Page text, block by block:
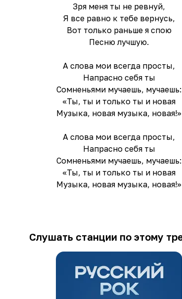
Зря меня ты не ревнуй,
Я все равно к тебе вернусь,
Вот только раньше я спою
Песню лучшую.
А слова мои всегда просты,
Напрасно себя ты
Сомненьями мучаешь, мучаешь:
«Ты, ты и только ты и новая
Музыка, новая музыка, новая!»
А слова мои всегда просты,
Напрасно себя ты
Сомненьями мучаешь, мучаешь:
«Ты, ты и только ты и новая
Музыка, новая музыка, новая!»
Слушать станции по этому